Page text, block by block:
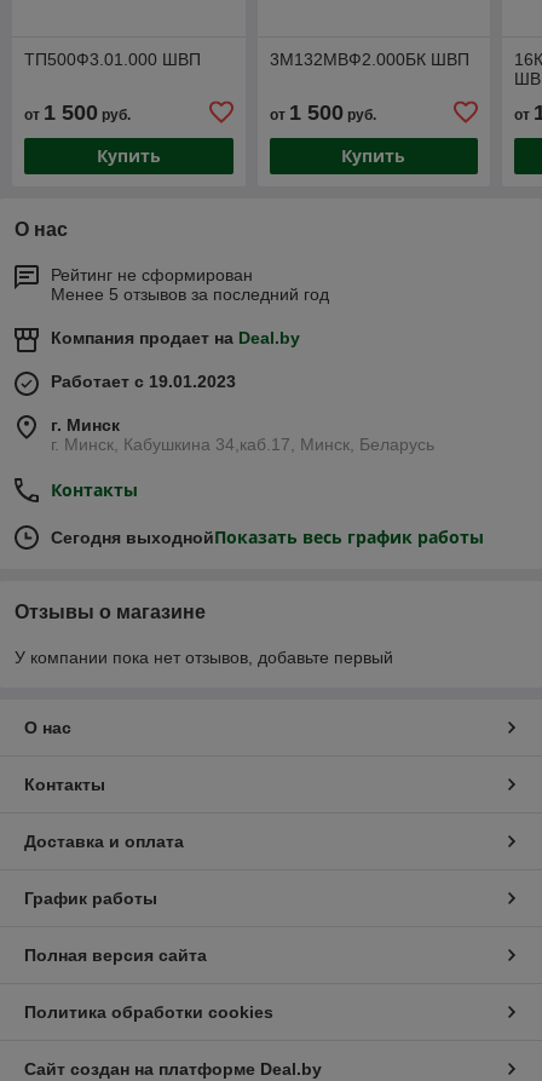
ТП500Ф3.01.000 ШВП
от 1 500 руб.
Купить
3М132МВФ2.000БК ШВП
от 1 500руб.
Купить
от
О нас
Рейтинг не сформирован
Менее 5 отзывов за последний год
Компания продает на Deal.by
Работает с 19.01.2023
г. Минск
г. Минск, Кабушкина 34,каб.17, Минск, Беларусь
Контакты
Сегодня выходнойПоказать весь график работы
Отзывы о магазине
У компании пока нет отзывов, добавьте первый
О нас
Контакты
Доставка и оплата
График работы
Полная версия сайта
Политика обработки cookies
Сайт создан на платформе Deal.by